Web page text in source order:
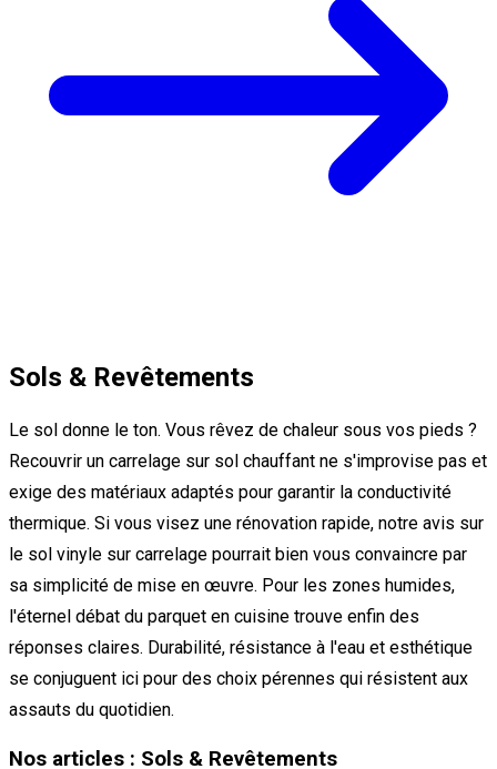
Sols & Revêtements
Le sol donne le ton. Vous rêvez de chaleur sous vos pieds ?
Recouvrir un carrelage sur sol chauffant ne s'improvise pas et
exige des matériaux adaptés pour garantir la conductivité
thermique. Si vous visez une rénovation rapide, notre avis sur
le sol vinyle sur carrelage pourrait bien vous convaincre par
sa simplicité de mise en œuvre. Pour les zones humides,
l'éternel débat du parquet en cuisine trouve enfin des
réponses claires. Durabilité, résistance à l'eau et esthétique
se conjuguent ici pour des choix pérennes qui résistent aux
assauts du quotidien.
Nos articles : Sols & Revêtements